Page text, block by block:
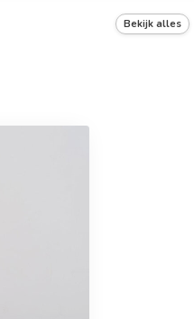
11,7 watt
Bekijk alles